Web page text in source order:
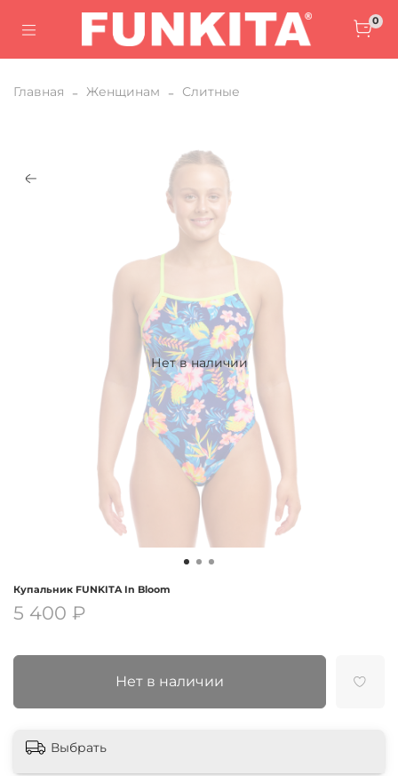
0
Главная Женщинам Слитные
Нет в наличии
Купальник FUNKITA In Bloom
5 400 ₽
Нет в наличии
Выбрать